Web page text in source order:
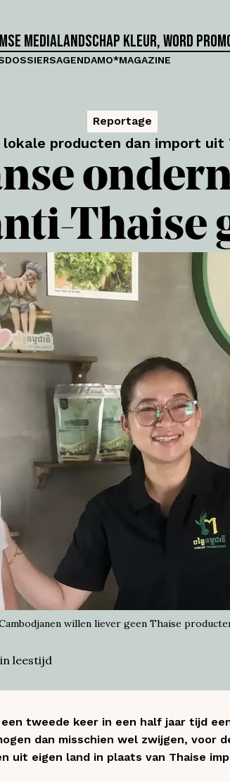
medialandschap kleur, word
DOSSIERSAGENDAMO*MAGAZINE
Reportage
lokale producten dan import uit
Thaise
willen liever geen Thaise
leestijd
een tweede keer in een half jaar tijd
dan misschien wel zwijgen, voor
eigen land in plaats van Thaise